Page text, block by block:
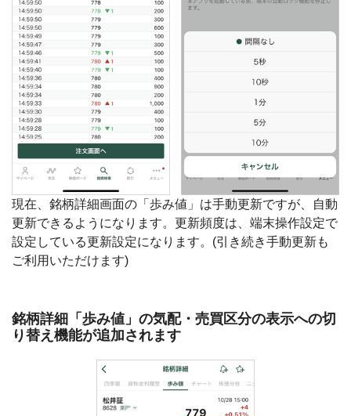
現在、銘柄詳細画面の「歩み値」は手動更新ですが、自動
更新できるようになります。更新頻度は、端末操作設定で
設定している更新設定になります。(引き続き手動更新も
ご利用いただけます)
銘柄詳細「歩み値」の気配・売買区分の表示への切
り替え機能が追加されます